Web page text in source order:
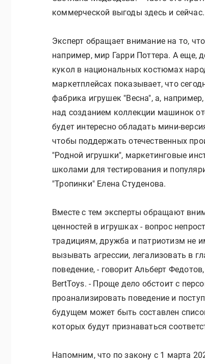
коммерческой выгоды здесь и
Эксперт обращает внимание на то,
например, мир Гарри Поттера. А еще,
кукол в национальных костюмах
маркетплейсах показывает, что
фабрика игрушек "Весна", а,
над созданием коллекции машинок
будет интересно обладать мини-
чтобы поддержать отечественных
"Родной игрушки", маркетинговые
школами для тестирования и
"Тропинки" Елена Студенова.
Вместе с тем эксперты обращают
ценностей в игрушках - вопрос
традициям, дружба и патриотизм не
вызывать агрессии, легализовать в
поведение, - говорит Альберт
BertToys. - Проще дело обстоит с
проанализировать поведение и
будущем может быть составлен
которых будут признаваться
Напомним, что по закону с 1 марта